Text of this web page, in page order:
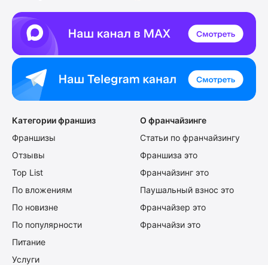
Категории франшиз
Франшизы
Отзывы
Top List
По вложениям
По новизне
По популярности
Питание
Услуги
О франчайзинге
Статьи по франчайзингу
Франшиза это
Франчайзинг это
Паушальный взнос это
Франчайзер это
Франчайзи это